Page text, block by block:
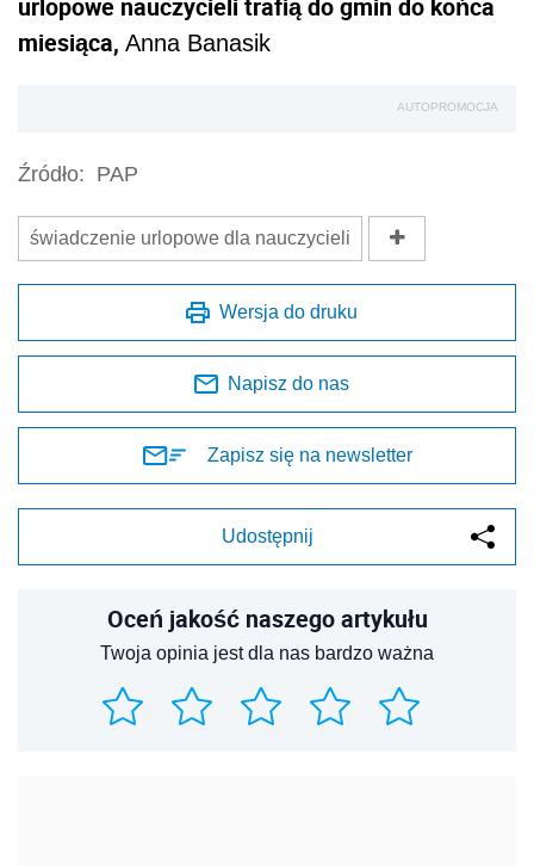
urlopowe nauczycieli trafią do gmin do końca
miesiąca, Anna Banasik
AUTOPROMOCJA
Źródło: PAP
świadczenie urlopowe dla nauczycieli
Wersja do druku
Napisz do nas
Zapisz się na newsletter
Udostępnij
Oceń jakość naszego artykułu
Twoja opinia jest dla nas bardzo ważna